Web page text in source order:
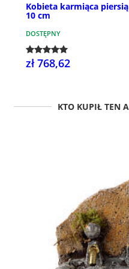
Kobieta karmiąca
10 cm
DOSTĘPNY
zł 768,62
KTO KUPIŁ TEN